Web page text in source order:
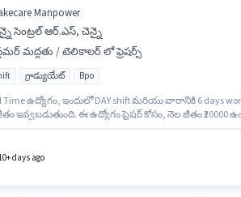
Manpower
సెంట్రల్ ఆర్.ఎస్, చెన్నై
మద్దతు / టెలికాలర్ లో ఫ్రెషర్స్
గ్రాడ్యుయేట్ Bpo
Time ఉద్యోగం, ఇందులో DAY shift మరియు వారానికి 6 days
ఇవ్వబడుతుంది. ఈ ఉద్యోగం ఫ్రెషర్ కోసం, నెల జీతం
days ago